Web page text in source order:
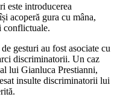
este introducerea
acoperă gura cu mâna,
conflictuale.
gesturi au fost asociate cu
discriminatorii. Un caz
lui Gianluca Prestianni,
insulte discriminatorii lui